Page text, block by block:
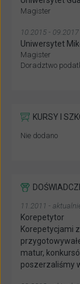
Magister
10.2015 - 09.2017
Uniwersytet
Magister
Doradztwo
KURSY I
Nie dodano
11.2011 -
Korepetytor
Korepetycjami
matur,
poszerzaliśmy